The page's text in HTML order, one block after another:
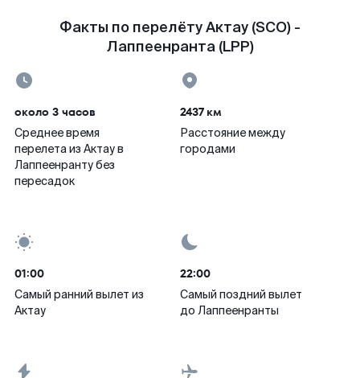
Факты по перелёту Актау (SCO) -
Лаппеенранта (LPP)
около 3 часов
Среднее время
перелета из Актау в
Лаппеенранту без
пересадок
2437 км
Расстояние между
городами
01:00
Самый ранний вылет из
Актау
22:00
Самый поздний вылет
до Лаппеенранты